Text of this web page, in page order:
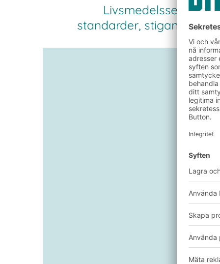
Livsmedelssektorn
standarder, stigande